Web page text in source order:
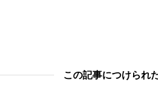
この記事につけられ